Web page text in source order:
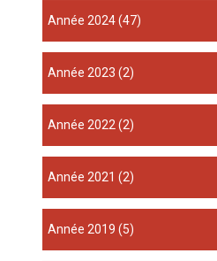
année 2024(47)
année 2023 (2)
année 2022(2)
année 2021 (2)
année 2019 (5)